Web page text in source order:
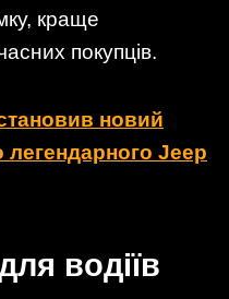
краще
покупців.
новий
легендарного Jeep
водіїв